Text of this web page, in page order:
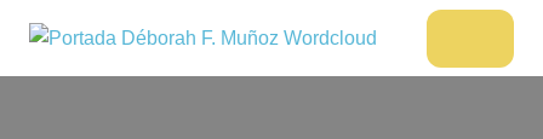
contenido
DÉBORAH